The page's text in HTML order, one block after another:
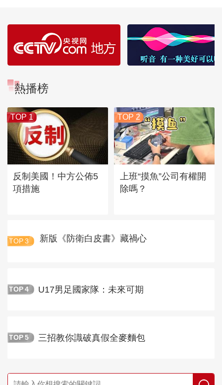
熱播榜
TOP 1
反制美國！中方公佈5
項措施
TOP 2
上班“摸魚”公司有權開
除嗎？
TOP 3 新版《防衛白皮書》藏禍心
TOP 4 U17男足國家隊：未來可期
TOP 5 三招教你識破真假全麥麵包